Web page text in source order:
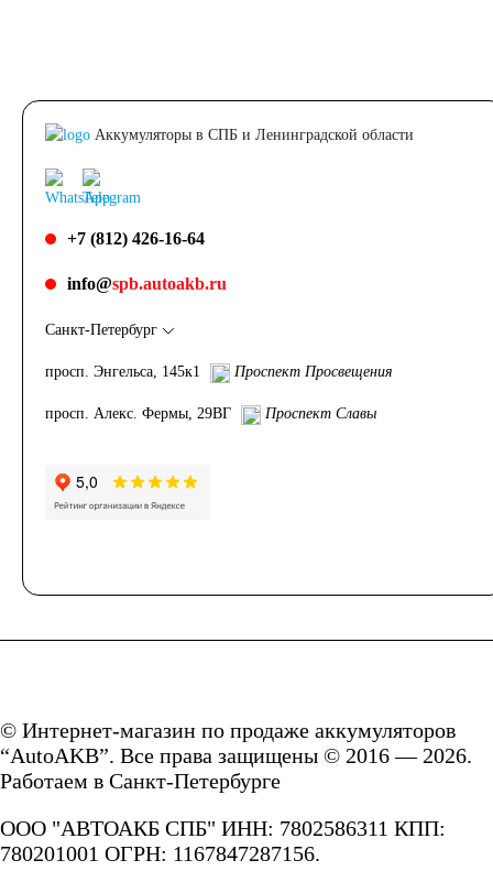
Аккумуляторы в СПБ и Ленинградской области
+7 (812) 426-16-64
info@spb.autoakb.ru
Санкт-Петербург
просп. Энгельса, 145к1 Проспект Просвещения
просп. Алекс. Фермы, 29ВГ Проспект Славы
© Интернет-магазин по продаже аккумуляторов
“AutoAKB”. Все права защищены © 2016 — 2026.
Работаем в Санкт-Петербурге
ООО "АВТОАКБ СПБ" ИНН: 7802586311 КПП:
780201001 ОГРН: 1167847287156.